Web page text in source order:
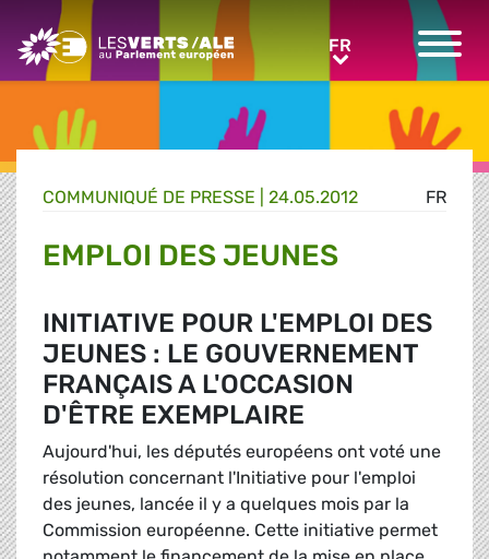
Greens/EFA Home FR
FR
COMMUNIQUÉ DE PRESSE 24.05.2012
EMPLOI DES JEUNES
INITIATIVE POUR L'EMPLOI DES
JEUNES : LE GOUVERNEMENT
FRANÇAIS A L'OCCASION
D'ÊTRE EXEMPLAIRE
Aujourd'hui, les députés européens ont voté une
résolution concernant l'Initiative pour l'emploi
des jeunes, lancée il y a quelques mois par la
Commission européenne. Cette initiative permet